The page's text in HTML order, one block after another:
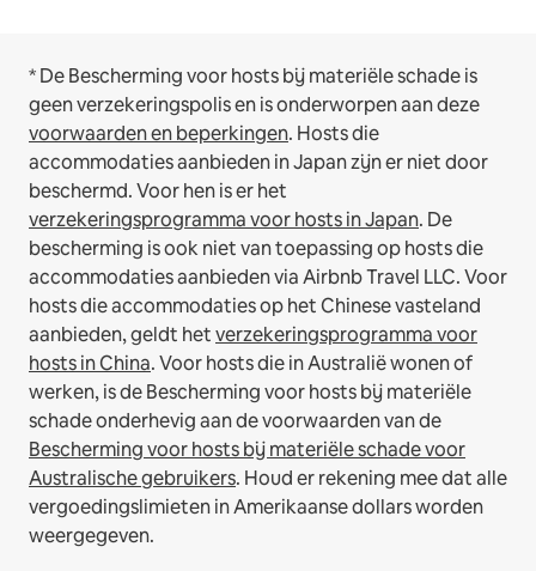
* De Bescherming voor hosts bij materiële schade is
geen verzekeringspolis en is onderworpen aan deze
voorwaarden en beperkingen. Hosts die
accommodaties aanbieden in Japan zijn er niet door
beschermd. Voor hen is er het
verzekeringsprogramma voor hosts in Japan. De
bescherming is ook niet van toepassing op hosts die
accommodaties aanbieden via Airbnb Travel LLC.Voor
hosts die accommodaties op het Chinese vasteland
aanbieden, geldt hetverzekeringsprogramma voor
hosts in China.Voor hosts die in Australië wonen of
werken, is de Bescherming voor hosts bij materiële
schade onderhevig aan de voorwaarden van de
Bescherming voor hosts bij materiële schade voor
Australische gebruikers. Houd er rekening mee dat alle
vergoedingslimieten in Amerikaanse dollars worden
weergegeven.